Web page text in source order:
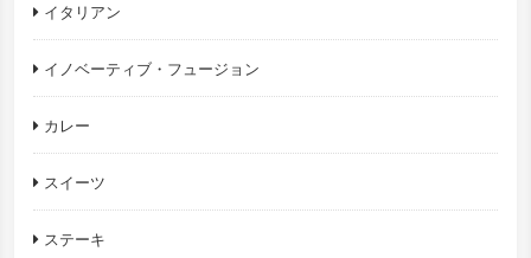
イタリアン
イノベーティブ・フュージョン
カレー
スイーツ
ステーキ